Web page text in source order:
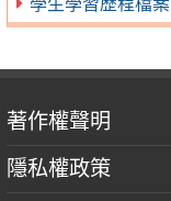
著作權聲明
隱私權政策